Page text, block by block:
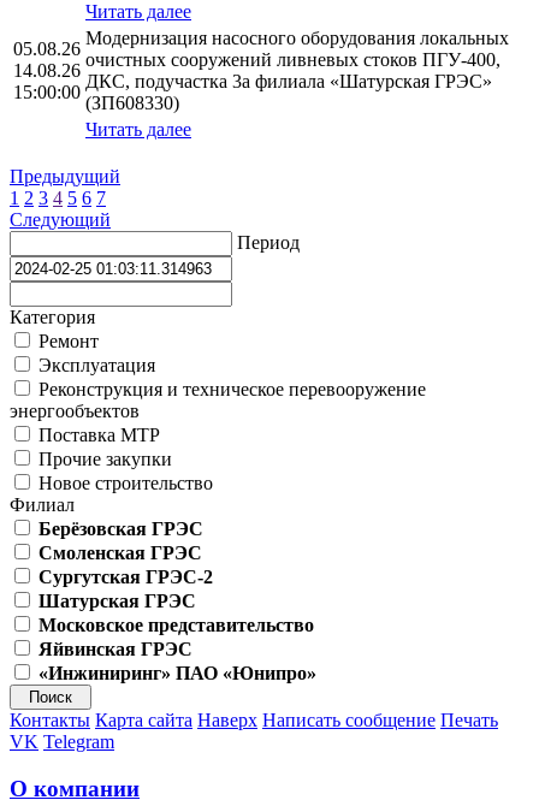
Читать далее
05.08.26
14.08.26
15:00:00
Модернизация насосного оборудования локальных
очистных сооружений ливневых стоков ПГУ-400,
ДКС, подучастка 3а филиала «Шатурская ГРЭС»
(ЗП608330)
Читать далее
Предыдущий
1 2 3 4 5 6 7
Следующий
Период
Категория
Ремонт
Эксплуатация
Реконструкция и техническое перевооружение
энергообъектов
Поставка МТР
Прочие закупки
Новое строительство
Филиал
Берёзовская ГРЭС
Смоленская ГРЭС
Сургутская ГРЭС-2
Шатурская ГРЭС
Московское представительство
Яйвинская ГРЭС
«Инжиниринг» ПАО «Юнипро»
Контакты Карта сайта Наверх Написать сообщение Печать
VK Telegram
О компании